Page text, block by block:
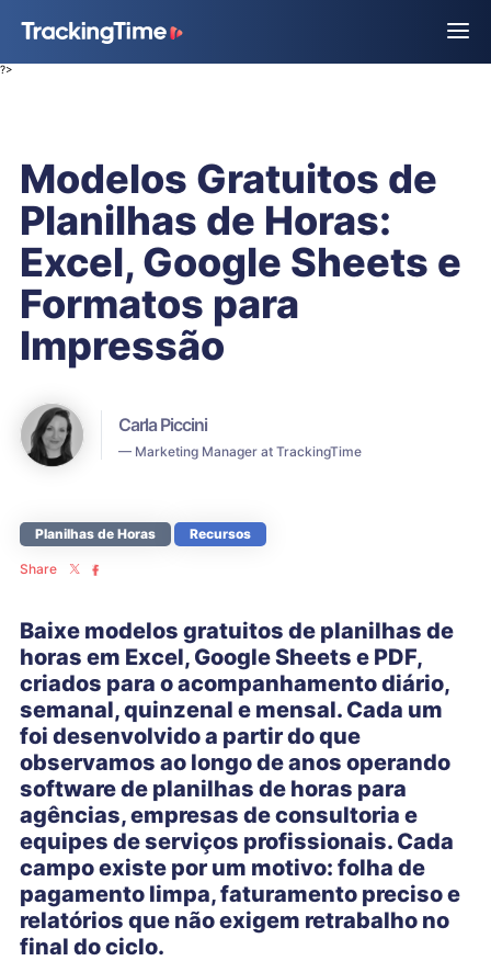
?>
Modelos Gratuitos de
Planilhas de Horas:
Excel, Google Sheets e
Formatos para
Impressão
Carla Piccini
— Marketing Manager at TrackingTime
Planilhas de Horas Recursos
Share
Baixe modelos gratuitos de planilhas de
horas em Excel, Google Sheets e PDF,
criados para o acompanhamento diário,
semanal, quinzenal e mensal. Cada um
foi desenvolvido a partir do que
observamos ao longo de anos operando
software de planilhas de horas para
agências, empresas de consultoria e
equipes de serviços profissionais. Cada
campo existe por um motivo: folha de
pagamento limpa, faturamento preciso e
relatórios que não exigem retrabalho no
final do ciclo.